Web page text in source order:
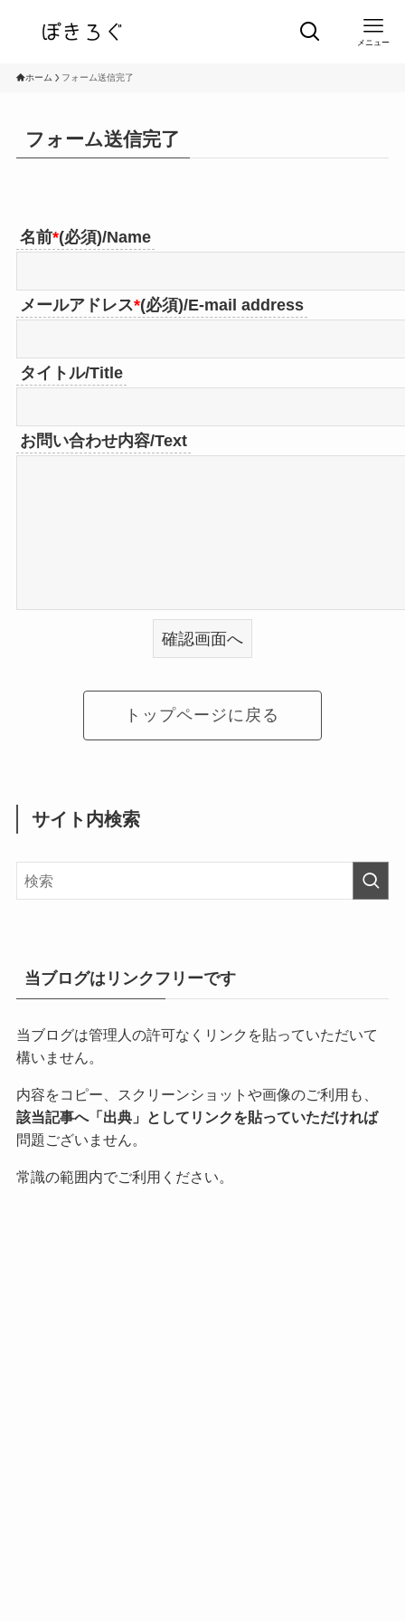
メニュー
ホーム フォーム送信完了
フォーム送信完了
名前*(必須)/Name
メールアドレス*(必須)/E-mail address
タイトル/Title
お問い合わせ内容/Text
トップページに戻る
サイト内検索
当ブログはリンクフリーです
当ブログは管理人の許可なくリンクを貼っていただいて
構いません。
内容をコピー、スクリーンショットや画像のご利用も、
該当記事へ「出典」としてリンクを貼っていただければ
問題ございません。
常識の範囲内でご利用ください。